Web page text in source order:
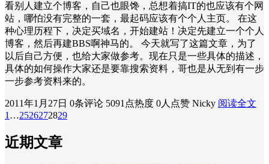
看别人建立个博客，自己也眼馋，总想着搞IT的也应该有个网
站，哪怕没有完整的一套，最起码应该有个个人主页。 在这
种心理历程下，决定买域名，开始建站！决定先建立一个个人
博客，然后再建BBS啊神马的。 今天就写了这篇文章，为了
以后自己方便，也给大家做参考。现在只是一些具体的描述，
具体的如何操作大家还是要靠搜索资料，哥也是从无到有一步
一步参考资料来的。
2011年1月27日 0条评论 5091点热度 0人点赞 Nicky 阅读全文
1 …2526272829
近期文章